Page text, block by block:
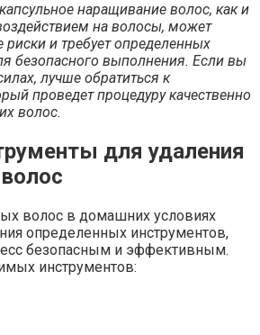
наращивание волос, как и
на волосы, может
и требует определенных
безопасного выполнения. Если вы
лучше обратиться к
проведет процедуру качественно
волос.
для удаления
волос в домашних условиях
определенных инструментов,
безопасным и эффективным.
инструментов: